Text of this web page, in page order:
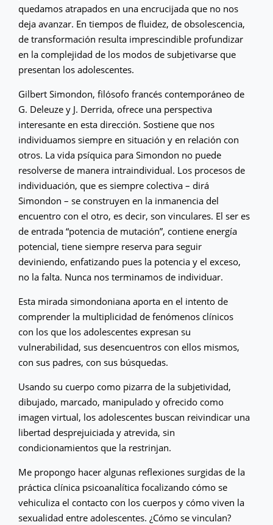
quedamos atrapados en una encrucijada que no nos
deja avanzar. En tiempos de fluidez, de obsolescencia,
de transformación resulta imprescindible profundizar
en la complejidad de los modos de subjetivarse que
presentan los adolescentes.
Gilbert Simondon, filósofo francés contemporáneo de
G. Deleuze y J. Derrida, ofrece una perspectiva
interesante en esta dirección. Sostiene que nos
individuamos siempre en situación y en relación con
otros. La vida psíquica para Simondon no puede
resolverse de manera intraindividual. Los procesos de
individuación, que es siempre colectiva – dirá
Simondon – se construyen en la inmanencia del
encuentro con el otro, es decir, son vinculares. El ser es
de entrada “potencia de mutación”, contiene energía
potencial, tiene siempre reserva para seguir
deviniendo, enfatizando pues la potencia y el exceso,
no la falta. Nunca nos terminamos de individuar.
Esta mirada simondoniana aporta en el intento de
comprender la multiplicidad de fenómenos clínicos
con los que los adolescentes expresan su
vulnerabilidad, sus desencuentros con ellos mismos,
con sus padres, con sus búsquedas.
Usando su cuerpo como pizarra de la subjetividad,
dibujado, marcado, manipulado y ofrecido como
imagen virtual, los adolescentes buscan reivindicar una
libertad desprejuiciada y atrevida, sin
condicionamientos que la restrinjan.
Me propongo hacer algunas reflexiones surgidas de la
práctica clínica psicoanalítica focalizando cómo se
vehiculiza el contacto con los cuerpos y cómo viven la
sexualidad entre adolescentes. ¿Cómo se vinculan?